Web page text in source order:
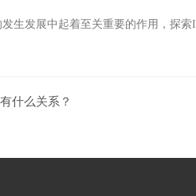
生发展中起着至关重要的作用，探索
什么关系？